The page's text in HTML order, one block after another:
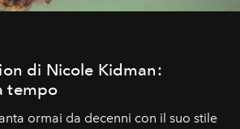
di Nicole Kidman:
tempo
ormai da decenni con il suo stile